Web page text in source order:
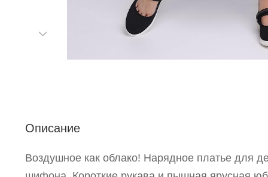
Описание
Воздушное как облако! Нарядное платье для